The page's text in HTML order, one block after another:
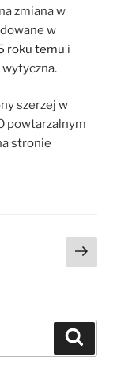
zmiana w
w
roku temu i
szerzej w
powtarzalnym
stronie